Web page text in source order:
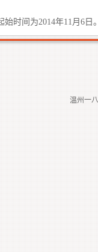
时间为2014年11月6日。
温州一